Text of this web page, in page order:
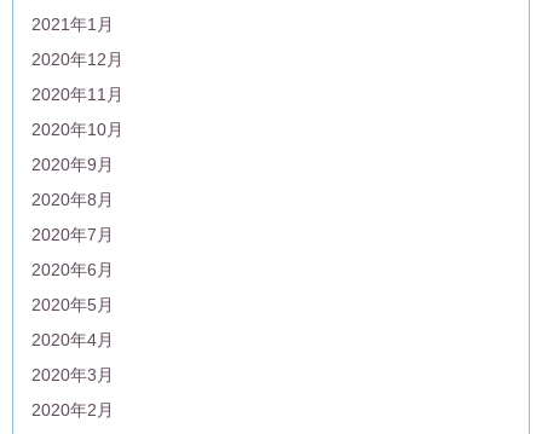
2021年1月
2020年12月
2020年11月
2020年10月
2020年9月
2020年8月
2020年7月
2020年6月
2020年5月
2020年4月
2020年3月
2020年2月